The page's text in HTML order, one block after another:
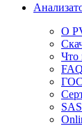
О
Что
FAQ